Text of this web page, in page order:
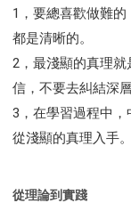
1，要總喜歡做難的
都是清晰的。
2，最淺顯的真理就
信，不要去糾結深
3，在學習過程中
從淺顯的真理入手。
從理論到實踐